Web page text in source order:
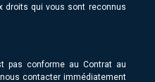
droits qui vous sont reconnus
pas conforme au Contrat au
contacter immédiatement